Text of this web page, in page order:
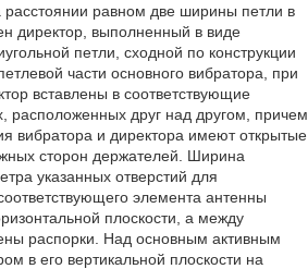
равном две ширины петли в
директор, выполненный в виде
петли, сходной по конструкции
части основного вибратора, при
вставлены в соответствующие
расположенных друг над другом, причем
вибратора и директора имеют открытые
сторон держателей. Ширина
указанных отверстий для
элемента антенны
плоскости, а между
распорки. Над основным активным
в его вертикальной плоскости на